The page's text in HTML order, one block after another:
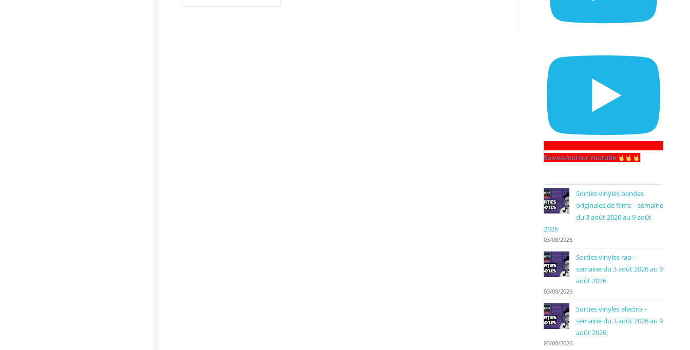
Suivez-moi sur Youtube
Sorties vinyles bandes
originales de films – semaine
du 3 août 2026 au 9 août
2026
03/08/2026
Sorties vinyles rap –
semaine du 3 août 2026 au 9
août 2026
03/08/2026
Sorties vinyles electro –
semaine du 3 août 2026 au 9
août 2026
03/08/2026